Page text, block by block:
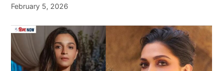
Team India
बीसीसीआई ने मंगलवार को महिला टी20 वर्ल्ड कप 2024 के लिए
Next Article
February 5, 2026